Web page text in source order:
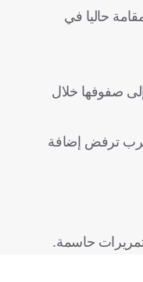
حاليا في
صفوفها خلال
ترفض إضافة